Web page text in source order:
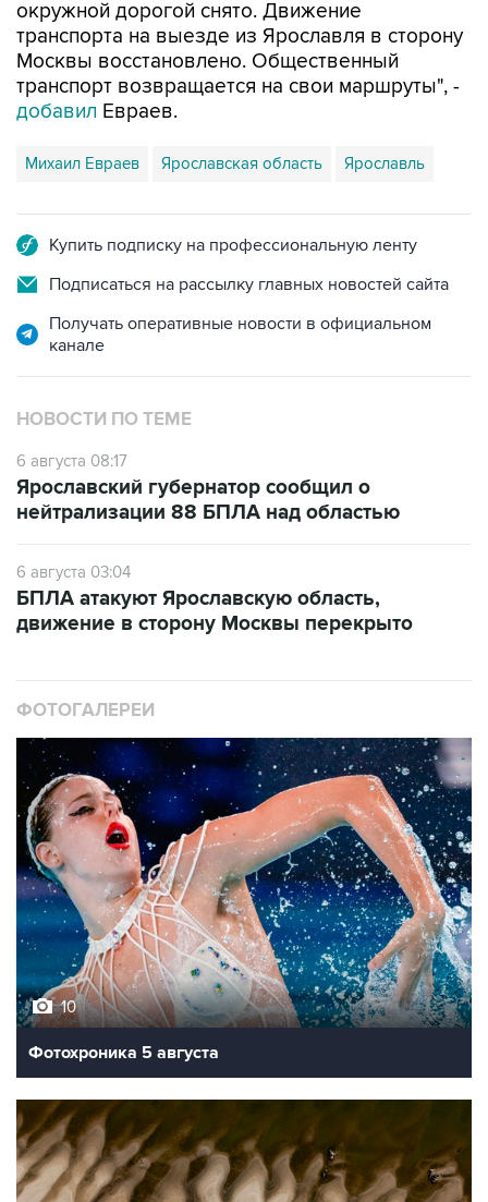
окружной дорогой снято. Движение
транспорта на выезде из Ярославля в сторону
Москвы восстановлено. Общественный
транспорт возвращается на свои маршруты", -
добавил Евраев.
Михаил Евраев Ярославская область Ярославль
Купить подписку на профессиональную ленту
Подписаться на рассылку главных новостей сайта
Получать оперативные новости в официальном
канале
НОВОСТИ ПО ТЕМЕ
6 августа 08:17
Ярославский губернатор сообщил о
нейтрализации 88 БПЛА над областью
6 августа 03:04
БПЛА атакуют Ярославскую область,
движение в сторону Москвы перекрыто
ФОТОГАЛЕРЕИ
10
Фотохроника 5 августа